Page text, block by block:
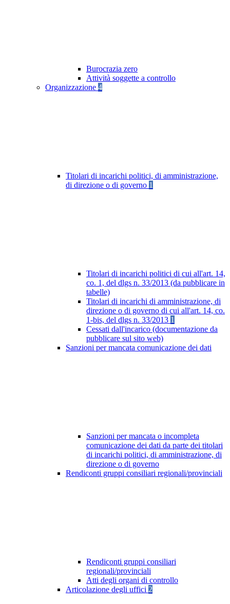
Burocrazia zero
Attività soggette a controllo
Organizzazione 4
Titolari di incarichi politici, di amministrazione,
di direzione o di governo 1
Titolari di incarichi politici di cui all'art. 14,
co. 1, del dlgs n. 33/2013 (da pubblicare in
tabelle)
Titolari di incarichi di amministrazione, di
direzione o di governo di cui all'art. 14, co.
1-bis, del dlgs n. 33/2013 1
Cessati dall'incarico (documentazione da
pubblicare sul sito web)
Sanzioni per mancata comunicazione dei dati
Sanzioni per mancata o incompleta
comunicazione dei dati da parte dei titolari
di incarichi politici, di amministrazione, di
direzione o di governo
Rendiconti gruppi consiliari regionali/provinciali
Rendiconti gruppi consiliari
regionali/provinciali
Atti degli organi di controllo
Articolazione degli uffici 2